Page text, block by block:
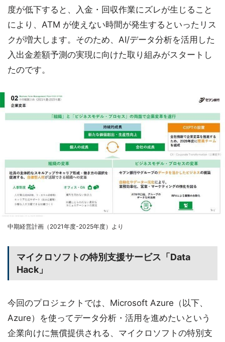
度が低下すると、入金・回収作業にズレが生じること
により、ATM が使えない時間が発生するといったリス
クが増大します。そのため、AI/データ分析を活用した
入出金差額予測の実現に向けた取り組みがスタートし
たのです。
中期経営計画（2021年度-2025年度）より
マイクロソフトの特別支援サービス「Data
Hack」
今回のプロジェクトでは、Microsoft Azure（以下、
Azure）を使ってデータ分析・活用を進めたいという
企業向けに無償提供される、マイクロソフトの特別支